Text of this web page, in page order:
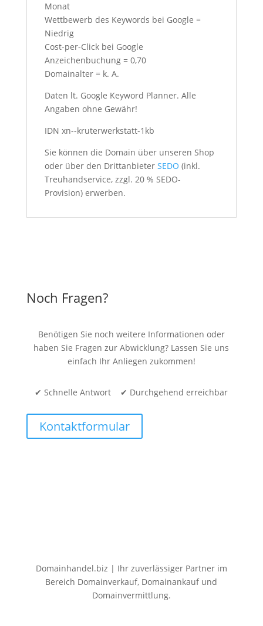
Monat
Wettbewerb des Keywords bei Google =
Niedrig
Cost-per-Click bei Google
Anzeichenbuchung = 0,70
Domainalter = k. A.
Daten lt. Google Keyword Planner. Alle
Angaben ohne Gewähr!
IDN xn--kruterwerkstatt-1kb
Sie können die Domain über unseren Shop
oder über den Drittanbieter SEDO (inkl.
Treuhandservice, zzgl. 20 % SEDO-
Provision) erwerben.
Noch Fragen?
Benötigen Sie noch weitere Informationen oder
haben Sie Fragen zur Abwicklung? Lassen Sie uns
einfach Ihr Anliegen zukommen!
✔ Schnelle Antwort ✔ Durchgehend erreichbar
Kontaktformular
Domainhandel.biz | Ihr zuverlässiger Partner im
Bereich Domainverkauf, Domainankauf und
Domainvermittlung.